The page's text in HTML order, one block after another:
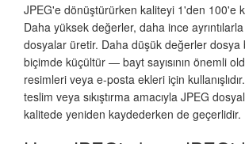
JPEG'e dönüştürürken kaliteyi 1'den 100'e
Daha yüksek değerler, daha ince
dosyalar üretir. Daha düşük değerler
biçimde küçültür — bayt sayısının önemli
resimleri veya e-posta ekleri için
teslim veya sıkıştırma amacıyla JPEG
kalitede yeniden kaydederken de geçerlidir.